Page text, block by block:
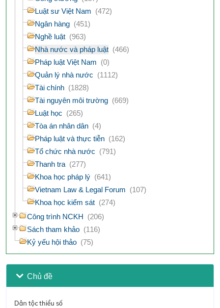
Luật sư Việt Nam (472)
Ngân hàng (451)
Nghề luật (963)
Nhà nước và pháp luật (466)
Pháp luật Việt Nam (0)
Quản lý nhà nước (1112)
Tài chính (1828)
Tài nguyên môi trường (669)
Luật học (265)
Tòa án nhân dân (4)
Pháp luật và thực tiễn (162)
Tổ chức nhà nước (791)
Thanh tra (277)
Khoa học pháp lý (641)
Vietnam Law & Legal Forum (107)
Khoa học kiểm sát (274)
Công trình NCKH (206)
Sách tham khảo (116)
Kỷ yếu hội thảo (75)
Chủ đề
Dân tộc thiểu số